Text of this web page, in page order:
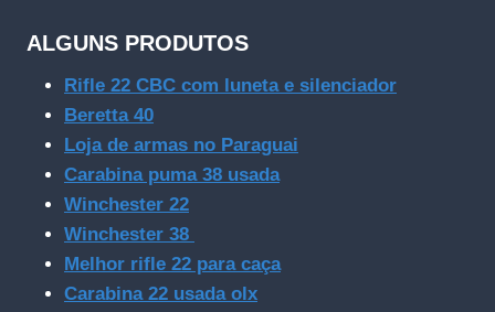
ALGUNS PRODUTOS
Rifle 22 CBC com luneta e silenciador
Beretta 40
Loja de armas no Paraguai
Carabina puma 38 usada
Winchester 22
Winchester 38
Melhor rifle 22 para caça
Carabina 22 usada olx